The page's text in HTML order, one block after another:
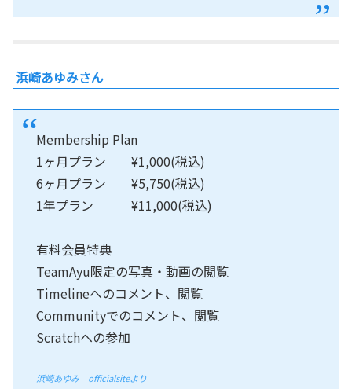
浜崎あゆみさん
Membership Plan
1ヶ月プラン ¥1,000(税込)
6ヶ月プラン ¥5,750(税込)
1年プラン ¥11,000(税込)
有料会員特典
TeamAyu限定の写真・動画の閲覧
Timelineへのコメント、閲覧
Communityでのコメント、閲覧
Scratchへの参加
浜崎あゆみ officialsiteより